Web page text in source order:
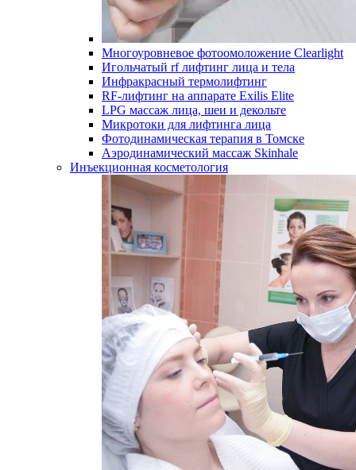
Многоуровневое фотоомоложение Clearlight
Игольчатый rf лифтинг лица и тела
Инфракрасный термолифтинг
RF-лифтинг на аппарате Exilis Elite
LPG массаж лица, шеи и декольте
Микротоки для лифтинга лица
Фотодинамическая терапия в Томске
Аэродинамический массаж Skinhale
Инъекционная косметология